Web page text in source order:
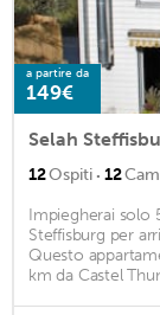
a partire da
149€
Selah
12Ospiti · 12
Impiegherai solo
Steffisburg per
Questo
km da Castel